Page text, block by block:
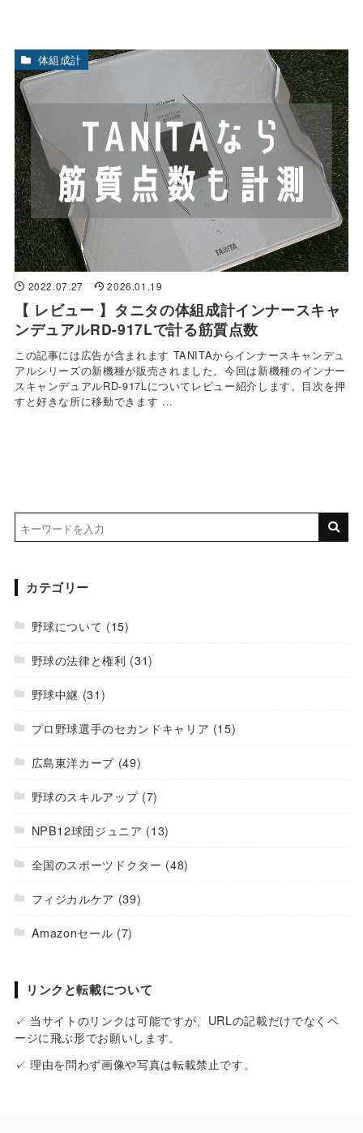
2022.07.27 2026.01.19
【 レビュー 】タニタの体組成計インナースキャ
ンデュアルRD-917Lで計る筋質点数
この記事には広告が含まれます TANITAからインナースキャンデュ
アルシリーズの新機種が販売されました。今回は新機種のインナー
スキャンデュアルRD-917Lについてレビュー紹介します。目次を押
すと好きな所に移動できます ...
体組成計
カテゴリー
野球について (15)
野球の法律と権利 (31)
野球中継 (31)
プロ野球選手のセカンドキャリア (15)
広島東洋カープ (49)
野球のスキルアップ(7)
NPB12球団ジュニア (13)
全国のスポーツドクター (48)
フィジカルケア (39)
Amazonセール (7)
リンクと転載について
✓ 当サイトのリンクは可能ですが、URLの記載だけでなくペ
ージに飛ぶ形でお願いします。
✓ 理由を問わず画像や写真は転載禁止です。